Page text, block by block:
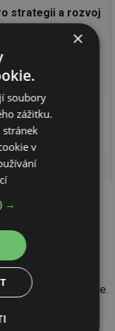
strategii a rozvoj
s omezenými
školy v
v Praze 9 - roční
důležité konference.
×
soubory
zážitku.
stránek
v
→